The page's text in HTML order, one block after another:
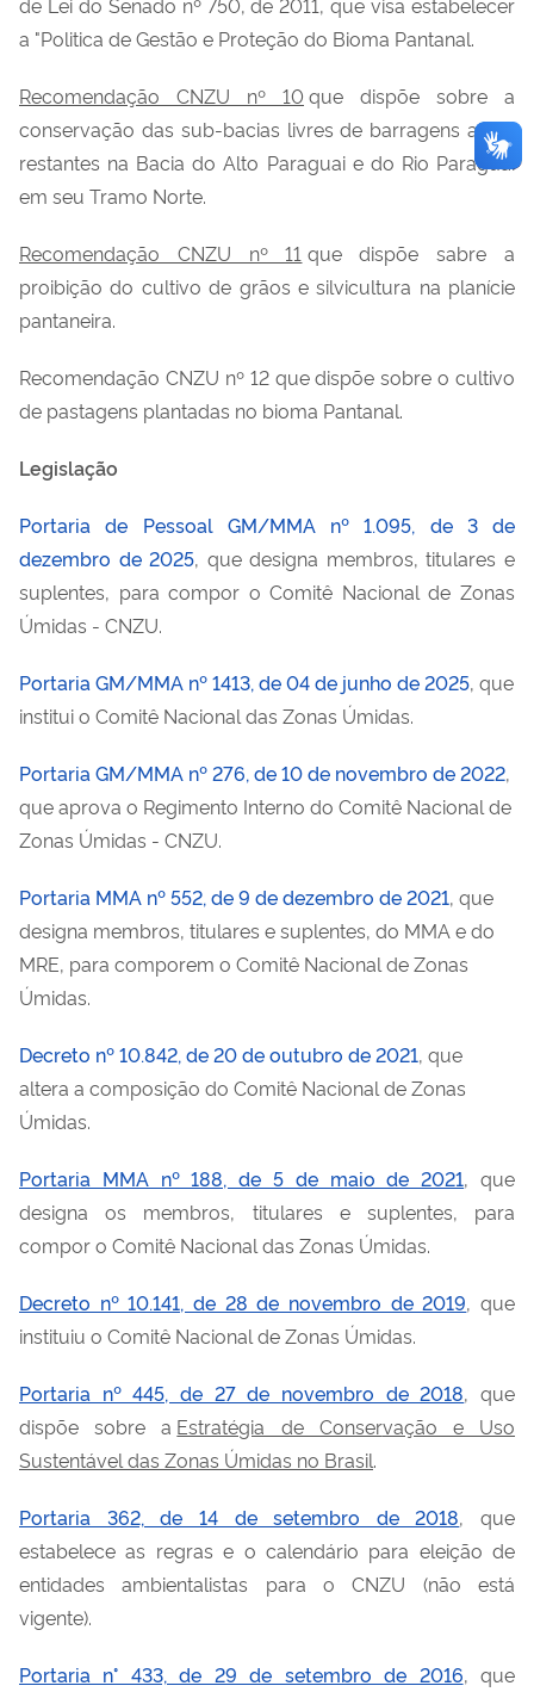
a "Politica de Gestão e Proteção do Bioma Pantanal.
Recomendação CNZU nº 10 que dispõe sobre a
conservação das sub-bacias livres de barragens ainda
restantes na Bacia do Alto Paraguai e do Rio Paraguai
em seu Tramo Norte.
Recomendação CNZU nº 11 que dispõe sabre a
proibição do cultivo de grãos e silvicultura na planície
pantaneira.
Recomendação CNZU nº 12 quedispõe sobre o cultivo
de pastagens plantadas no bioma Pantanal.
Legislação
Portaria de Pessoal GM/MMA nº 1.095, de 3 de
dezembro de 2025, que designa membros, titulares e
suplentes, para compor o Comitê Nacional de Zonas
Úmidas - CNZU.
Portaria GM/MMA nº 1413, de 04 de junho de 2025, que
institui o Comitê Nacional das Zonas Úmidas.
Portaria GM/MMA nº 276, de 10 de novembro de 2022,
que aprova o Regimento Interno do Comitê Nacional de
Zonas Úmidas - CNZU.
Portaria MMA nº 552, de 9 de dezembro de 2021, que
designa membros, titulares e suplentes, do MMA e do
MRE, para comporem o Comitê Nacional de Zonas
Úmidas.
Decreto nº 10.842, de 20 de outubro de 2021, que
altera a composição do Comitê Nacional de Zonas
Úmidas.
Portaria MMA nº 188, de 5 de maio de 2021, que
designa os membros, titulares e suplentes, para
compor o Comitê Nacional das Zonas Úmidas.
Decreto nº 10.141, de 28 de novembro de 2019, que
instituiu o Comitê Nacional de Zonas Úmidas.
Portaria nº 445, de 27 de novembro de 2018, que
dispõe sobre a Estratégia de Conservação e Uso
Sustentável das Zonas Úmidas no Brasil.
Portaria 362, de 14 de setembro de 2018, que
estabelece as regras e o calendário para eleição de
entidades ambientalistas para o CNZU (não está
vigente).
Portaria n° 433, de 29 de setembro de 2016, que